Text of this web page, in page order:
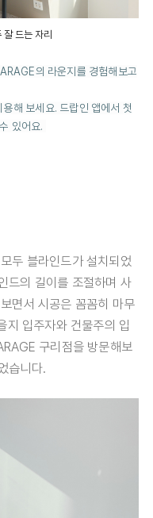
드는 자리
의 라운지를 경험해보고
용해 보세요. 드랍인 앱에서 첫
있어요.
두 블라인드가 설치되었
드의 길이를 조절하며 사
면서 시공은 꼼꼼히 마무
지 입주자와 건물주의 입
구리점을 방문해보
습니다.